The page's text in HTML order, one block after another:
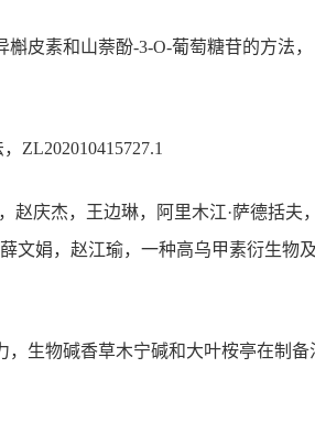
槲皮素和山萘酚-3-O-葡萄糖苷的方法，
ZL202010415727.1
赵庆杰，王边琳，阿里木江·萨德括夫
文娟，赵江瑜，一种高乌甲素衍生物
，生物碱香草木宁碱和大叶桉亭在制备